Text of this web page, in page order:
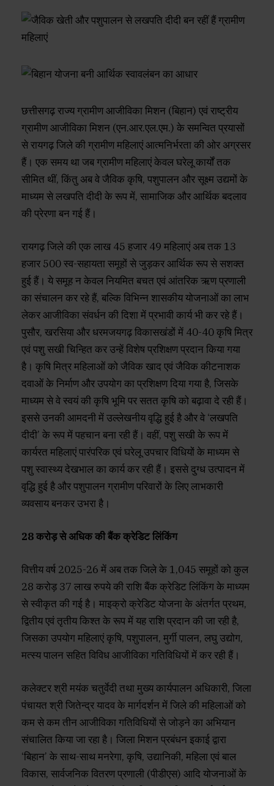
छत्तीसगढ़ राज्य ग्रामीण आजीविका मिशन (बिहान) एवं राष्ट्रीय
ग्रामीण आजीविका मिशन (एन.आर.एल.एम.) के समन्वित प्रयासों
से रायगढ़ जिले की ग्रामीण महिलाएं आत्मनिर्भरता की ओर अग्रसर
हैं। एक समय था जब ग्रामीण महिलाएं केवल घरेलू कार्यों तक
सीमित थीं, किंतु अब वे जैविक कृषि, पशुपालन और सूक्ष्म उद्यमों के
माध्यम से लखपति दीदी के रूप में, सामाजिक और आर्थिक बदलाव
की प्रेरणा बन गई हैं।
रायगढ़ जिले की एक लाख 45 हजार 49 महिलाएं अब तक 13
हजार 500 स्व-सहायता समूहों से जुड़कर आर्थिक रूप से सशक्त
हुई हैं। ये समूह न केवल नियमित बचत एवं आंतरिक ऋण प्रणाली
का संचालन कर रहे हैं, बल्कि विभिन्न शासकीय योजनाओं का लाभ
लेकर आजीविका संवर्धन की दिशा में प्रभावी कार्य भी कर रहे हैं।
पुसौर, खरसिया और धरमजयगढ़ विकासखंडों में 40-40 कृषि मित्र
एवं पशु सखी चिन्हित कर उन्हें विशेष प्रशिक्षण प्रदान किया गया
है। कृषि मित्र महिलाओं को जैविक खाद एवं जैविक कीटनाशक
दवाओं के निर्माण और उपयोग का प्रशिक्षण दिया गया है, जिसके
माध्यम से वे स्वयं की कृषि भूमि पर सतत कृषि को बढ़ावा दे रही हैं।
इससे उनकी आमदनी में उल्लेखनीय वृद्धि हुई है और वे ‘लखपति
दीदी’ के रूप में पहचान बना रही हैं। वहीं, पशु सखी के रूप में
कार्यरत महिलाएं पारंपरिक एवं घरेलू उपचार विधियों के माध्यम से
पशु स्वास्थ्य देखभाल का कार्य कर रही हैं। इससे दुग्ध उत्पादन में
वृद्धि हुई है और पशुपालन ग्रामीण परिवारों के लिए लाभकारी
व्यवसाय बनकर उभरा है।
28 करोड़ से अधिक की बैंक क्रेडिट लिंकिंग
वित्तीय वर्ष 2025-26 में अब तक जिले के 1,045 समूहों को कुल
28 करोड़ 37 लाख रुपये की राशि बैंक क्रेडिट लिंकिंग के माध्यम
से स्वीकृत की गई है। माइक्रो क्रेडिट योजना के अंतर्गत प्रथम,
द्वितीय एवं तृतीय किश्त के रूप में यह राशि प्रदान की जा रही है,
जिसका उपयोग महिलाएं कृषि, पशुपालन, मुर्गी पालन, लघु उद्योग,
मत्स्य पालन सहित विविध आजीविका गतिविधियों में कर रही हैं।
कलेक्टर श्री मयंक चतुर्वेदी तथा मुख्य कार्यपालन अधिकारी, जिला
पंचायत श्री जितेन्द्र यादव के मार्गदर्शन में जिले की महिलाओं को
कम से कम तीन आजीविका गतिविधियों से जोड़ने का अभियान
संचालित किया जा रहा है। जिला मिशन प्रबंधन इकाई द्वारा
‘बिहान’ के साथ-साथ मनरेगा, कृषि, उद्यानिकी, महिला एवं बाल
विकास, सार्वजनिक वितरण प्रणाली (पीडीएस) आदि योजनाओं के